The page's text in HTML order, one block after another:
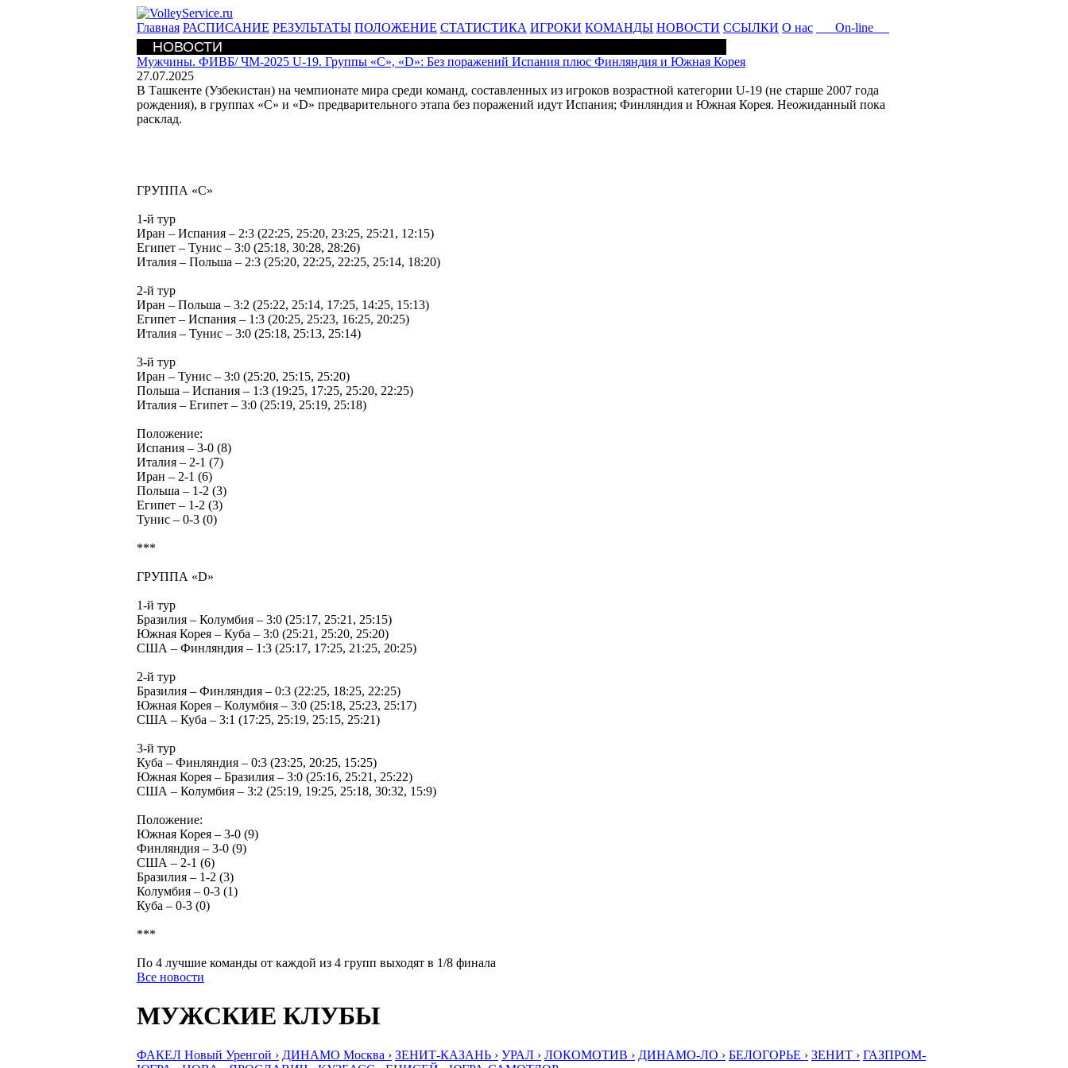
Главная РАСПИСАНИЕ РЕЗУЛЬТАТЫ ПОЛОЖЕНИЕ СТАТИСТИКА ИГРОКИ КОМАНДЫ НОВОСТИ ССЫЛКИ О нас On-line
НОВОСТИ
Мужчины. ФИВБ/ЧМ-2025 U-19. Группы «С», «D»: Без поражений Испания плюс Финляндия и Южная Корея
27.07.2025
В Ташкенте (Узбекистан) на чемпионате мира среди команд, составленных из игроков возрастной категории U-19 (не старше 2007 года
рождения), в группах «С» и «D» предварительного этапа без поражений идут Испания; Финляндия и Южная Корея. Неожиданный пока
расклад.
ГРУППА «С»
1-й тур
Иран – Испания – 2:3 (22:25, 25:20, 23:25, 25:21, 12:15)
Египет – Тунис – 3:0 (25:18, 30:28, 28:26)
Италия – Польша – 2:3 (25:20, 22:25, 22:25, 25:14, 18:20)
2-й тур
Иран – Польша – 3:2 (25:22, 25:14, 17:25, 14:25, 15:13)
Египет – Испания – 1:3 (20:25, 25:23, 16:25, 20:25)
Италия – Тунис – 3:0 (25:18, 25:13, 25:14)
3-й тур
Иран – Тунис – 3:0 (25:20, 25:15, 25:20)
Польша – Испания – 1:3 (19:25, 17:25, 25:20, 22:25)
Италия – Египет – 3:0 (25:19, 25:19, 25:18)
Положение:
Испания – 3-0 (8)
Италия – 2-1 (7)
Иран – 2-1 (6)
Польша – 1-2 (3)
Египет – 1-2 (3)
Тунис – 0-3 (0)
***
ГРУППА «D»
1-й тур
Бразилия – Колумбия – 3:0 (25:17, 25:21, 25:15)
Южная Корея – Куба – 3:0 (25:21, 25:20, 25:20)
США – Финляндия – 1:3 (25:17, 17:25, 21:25, 20:25)
2-й тур
Бразилия – Финляндия – 0:3 (22:25, 18:25, 22:25)
Южная Корея – Колумбия – 3:0 (25:18, 25:23, 25:17)
США – Куба – 3:1 (17:25, 25:19, 25:15, 25:21)
3-й тур
Куба – Финляндия – 0:3 (23:25, 20:25, 15:25)
Южная Корея – Бразилия – 3:0 (25:16, 25:21, 25:22)
США – Колумбия – 3:2 (25:19, 19:25, 25:18, 30:32, 15:9)
Положение:
Южная Корея – 3-0 (9)
Финляндия – 3-0 (9)
США – 2-1 (6)
Бразилия – 1-2 (3)
Колумбия – 0-3 (1)
Куба – 0-3 (0)
***
По 4 лучшие команды от каждой из 4 групп выходят в 1/8 финала
Все новости
МУЖСКИЕ КЛУБЫ
ФАКЕЛ Новый Уренгой › ДИНАМО Москва › ЗЕНИТ-КАЗАНЬ › УРАЛ › ЛОКОМОТИВ › ДИНАМО-ЛО › БЕЛОГОРЬЕ › ЗЕНИТ › ГАЗПРОМ-